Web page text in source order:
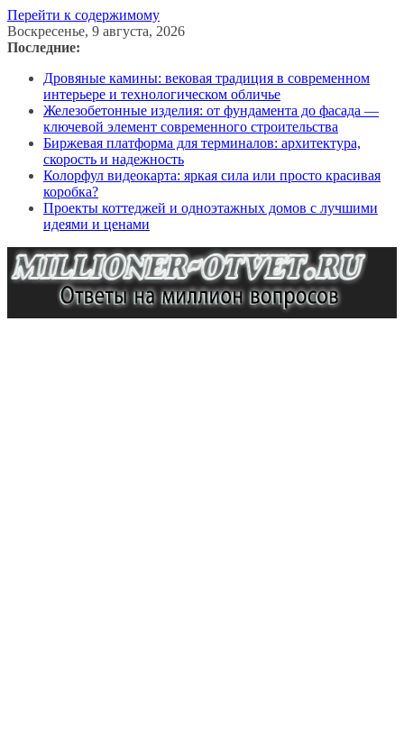
Перейти к содержимому
Воскресенье, 9 августа, 2026
Последние:
Дровяные камины: вековая традиция в современном
интерьере и технологическом обличье
Железобетонные изделия: от фундамента до фасада —
ключевой элемент современного строительства
Биржевая платформа для терминалов: архитектура,
скорость и надежность
Колорфул видеокарта: яркая сила или просто красивая
коробка?
Проекты коттеджей и одноэтажных домов с лучшими
идеями и ценами